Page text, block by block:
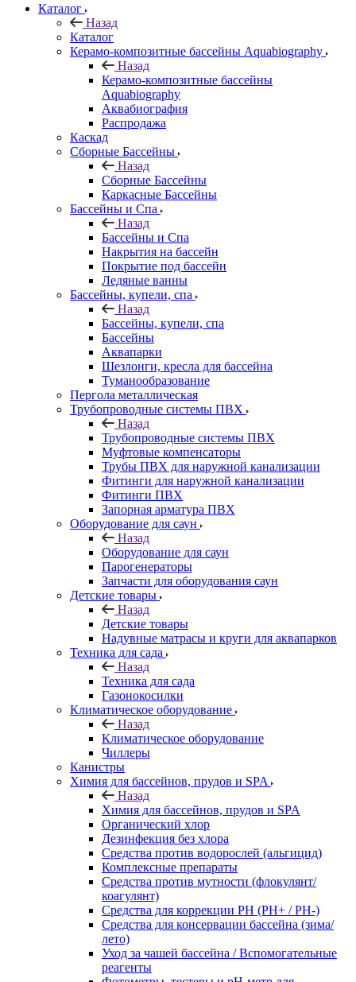
Каталог
Назад
Каталог
Керамо-композитные бассейны Aquabiography
Назад
Керамо-композитные бассейны
Aquabiography
Аквабиография
Распродажа
Каскад
Сборные Бассейны
Назад
Сборные Бассейны
Каркасные Бассейны
Бассейны и Спа
Назад
Бассейны и Спа
Накрытия на бассейн
Покрытие под бассейн
Ледяные ванны
Бассейны, купели, спа
Назад
Бассейны, купели, спа
Бассейны
Аквапарки
Шезлонги, кресла для бассейна
Туманообразование
Пергола металлическая
Трубопроводные системы ПВХ
Назад
Трубопроводные системы ПВХ
Муфтовые компенсаторы
Трубы ПВХ для наружной канализации
Фитинги для наружной канализации
Фитинги ПВХ
Запорная арматура ПВХ
Оборудование для саун
Назад
Оборудование для саун
Парогенераторы
Запчасти для оборудования саун
Детские товары
Назад
Детские товары
Надувные матрасы и круги для аквапарков
Техника для сада
Назад
Техника для сада
Газонокосилки
Климатическое оборудование
Назад
Климатическое оборудование
Чиллеры
Канистры
Химия для бассейнов, прудов и SPA
Назад
Химия для бассейнов, прудов и SPA
Органический хлор
Дезинфекция без хлора
Средства против водорослей (альгицид)
Комплексные препараты
Средства против мутности (флокулянт/
коагулянт)
Средства для коррекции PH (PH+ / PH-)
Средства для консервации бассейна (зима/
лето)
Уход за чашей бассейна / Вспомогательные
реагенты